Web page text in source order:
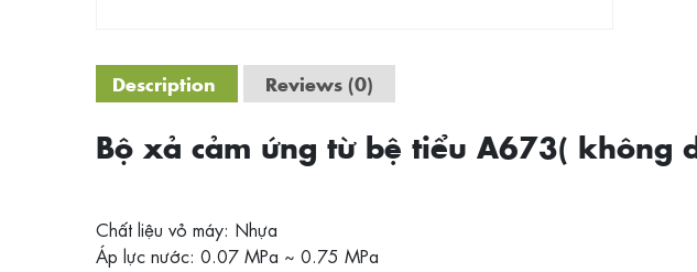
Description Reviews (0)
Bộ xả cảm ứng từ bệ tiểu A673( không
Chất liệu vỏ máy: Nhựa
Áp lực nước: 0.07 MPa ~ 0.75 MPa